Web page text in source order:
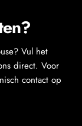
Vul het
direct. Voor
contact op